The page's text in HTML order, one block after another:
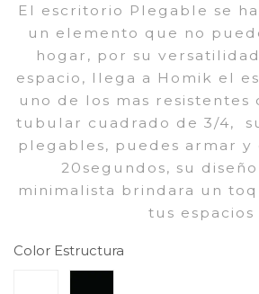
El escritorio Plegable se
un elemento que no
hogar, por su
espacio, llega a Homik el
uno de los mas resistentes
tubular cuadrado de 3/4,
plegables, puedes armar y
20segundos, su
minimalista brindara un
tus espacios
Color Estructura